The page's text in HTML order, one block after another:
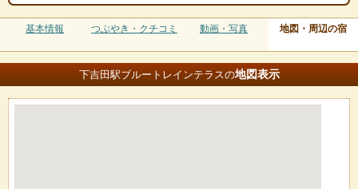
基本情報 つぶやき・クチコミ 動画・写真 地図・周辺の宿
下吉田駅ブルートレインテラスの地図表示